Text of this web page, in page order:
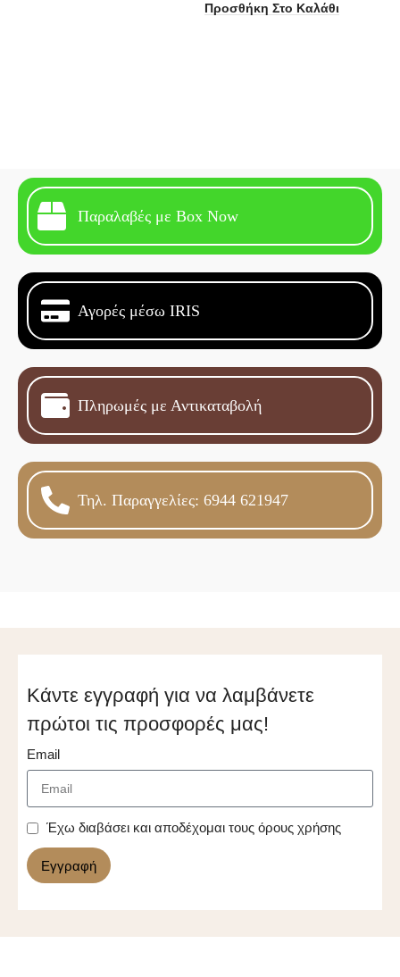
Προσθήκη Στο Καλάθι
Παραλαβές με Box Now
Αγορές μέσω IRIS
Πληρωμές με Αντικαταβολή
Τηλ. Παραγγελίες: 6944 621947
Κάντε εγγραφή για να λαμβάνετε
πρώτοι τις προσφορές μας!
Email
Έχω διαβάσει και αποδέχομαι τους όρους χρήσης
Εγγραφή